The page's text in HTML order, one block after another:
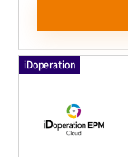
iDoperation